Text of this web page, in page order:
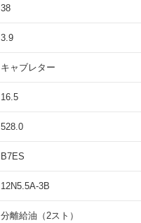
38
3.9
キャブレター
16.5
528.0
B7ES
12N5.5A-3B
分離給油（2スト）